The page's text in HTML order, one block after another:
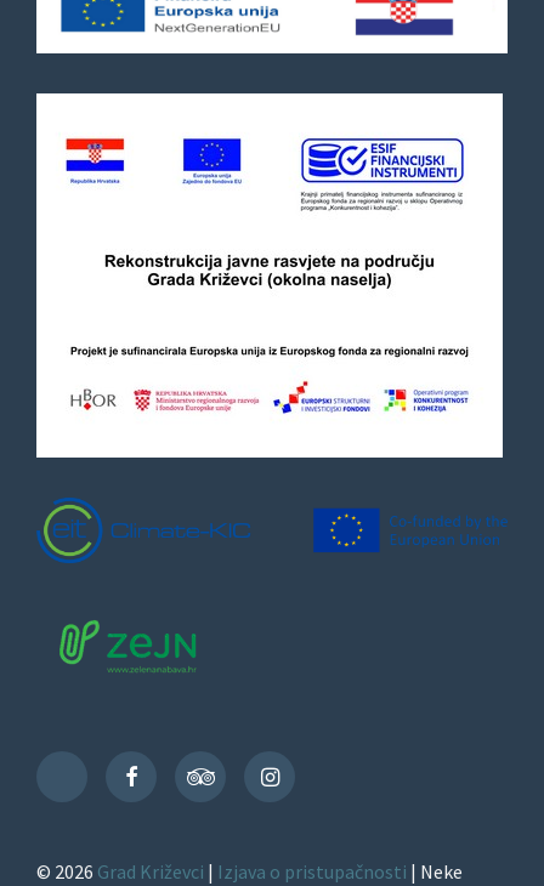
TikTok
FacebookTripAdvisorInstagram
© 2026 Grad Križevci | Izjava o pristupačnosti | Neke